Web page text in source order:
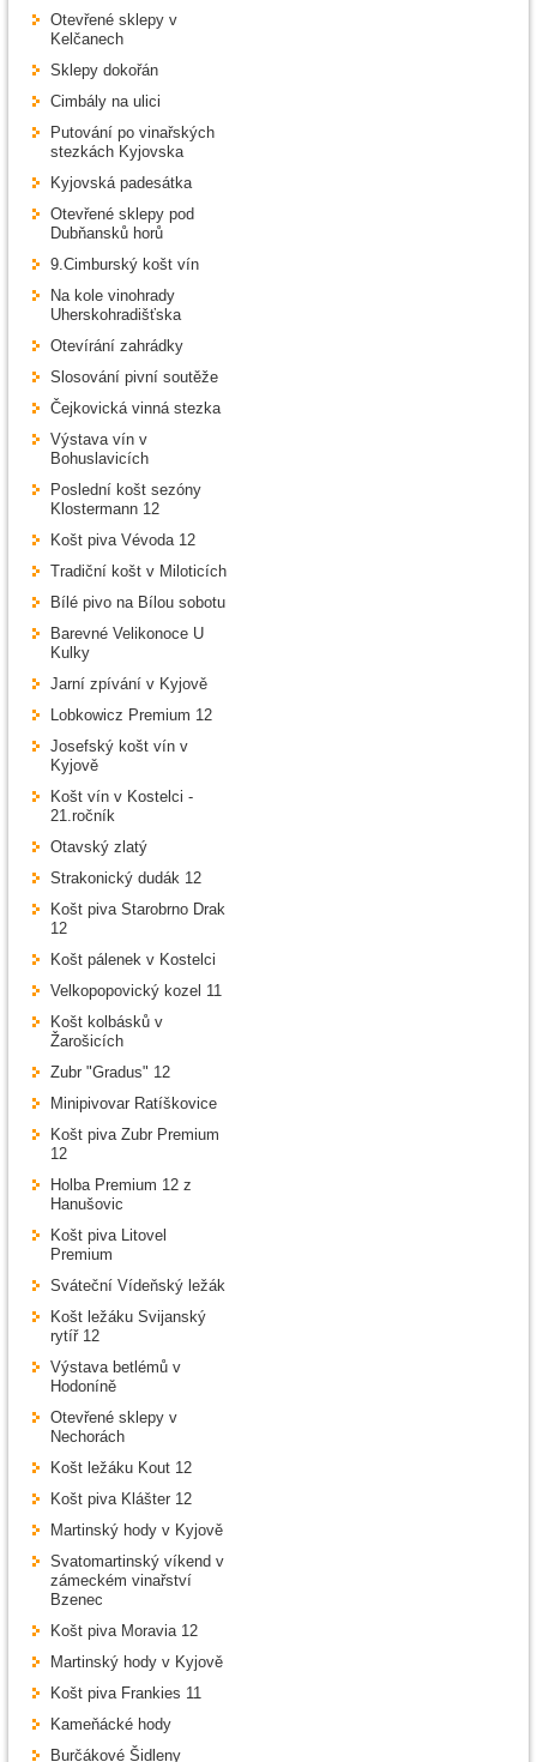
Otevřené sklepy v
Kelčanech
Sklepy dokořán
Cimbály na ulici
Putování po vinařských
stezkách Kyjovska
Kyjovská padesátka
Otevřené sklepy pod
Dubňansků horů
9.Cimburský košt vín
Na kole vinohrady
Uherskohradišťska
Otevírání zahrádky
Slosování pivní soutěže
Čejkovická vinná stezka
Výstava vín v
Bohuslavicích
Poslední košt sezóny
Klostermann 12
Košt piva Vévoda 12
Tradiční košt v Miloticích
Bílé pivo na Bílou sobotu
Barevné Velikonoce U
Kulky
Jarní zpívání v Kyjově
Lobkowicz Premium 12
Josefský košt vín v
Kyjově
Košt vín v Kostelci -
21.ročník
Otavský zlatý
Strakonický dudák 12
Košt piva Starobrno Drak
12
Košt pálenek v Kostelci
Velkopopovický kozel 11
Košt kolbásků v
Žarošicích
Zubr "Gradus" 12
Minipivovar Ratíškovice
Košt piva Zubr Premium
12
Holba Premium 12 z
Hanušovic
Košt piva Litovel
Premium
Sváteční Vídeňský ležák
Košt ležáku Svijanský
rytíř 12
Výstava betlémů v
Hodoníně
Otevřené sklepy v
Nechorách
Košt ležáku Kout 12
Košt piva Klášter 12
Martinský hody v Kyjově
Svatomartinský víkend v
zámeckém vinařství
Bzenec
Košt piva Moravia 12
Martinský hody v Kyjově
Košt piva Frankies 11
Kameňácké hody
Burčákové Šidleny